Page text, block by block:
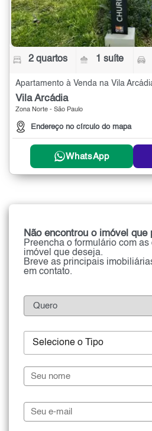
2 quartos 1 suíte
Apartamento à Venda na Vila
Vila Arcádia
Zona Norte - São Paulo
Endereço no círculo do mapa
WhatsApp
Não encontrou o imóvel que
Preencha o formulário com
imóvel que deseja.
Breve as principais
em contato.
Selecione o Tipo